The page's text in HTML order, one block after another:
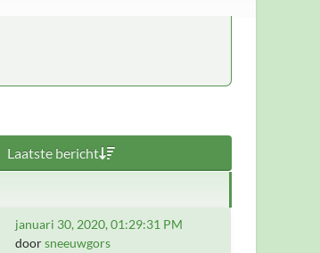
Laatste bericht
januari 30, 2020, 01:29:31 PM
doorsneeuwgors